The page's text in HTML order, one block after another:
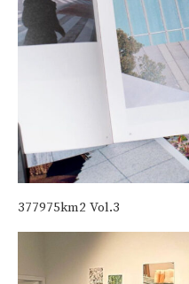
377975km2 Vol.3